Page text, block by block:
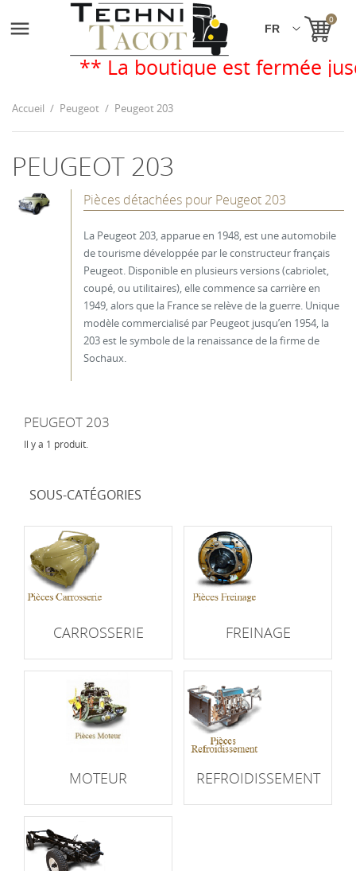
 0
** La boutique est fermée
Accueil Peugeot Peugeot 203
PEUGEOT 203
Pièces détachées pour Peugeot 203
La Peugeot 203, apparue en 1948, est une automobile
de tourisme développée par le constructeur français
Peugeot. Disponible en plusieurs versions (cabriolet,
coupé, ou utilitaires), elle commence sa carrière en
1949, alors que la France se relève de la guerre. Unique
modèle commercialisé par Peugeot jusqu’en 1954, la
203 est le symbole de la renaissance de la firme de
Sochaux.
PEUGEOT 203
Il y a 1 produit.
SOUS-CATÉGORIES
CARROSSERIE FREINAGE
MOTEUR REFROIDISSEMENT